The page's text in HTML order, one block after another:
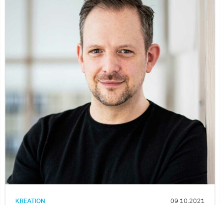
KREATION 09.10.2021